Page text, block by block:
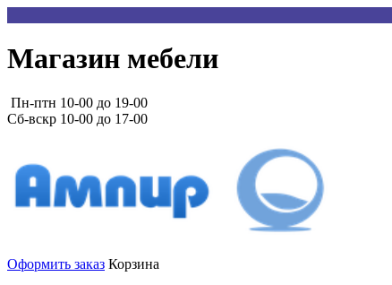
Магазин мебели
Пн-птн 10-00 до 19-00
Сб-вскр 10-00 до 17-00
Оформить заказ Корзина